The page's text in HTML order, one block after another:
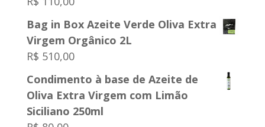
Bag in Box Azeite Verde Oliva Extra
Virgem Orgânico 2L
R$ 510,00
Condimento à base de Azeite de
Oliva Extra Virgem com Limão
Siciliano 250ml